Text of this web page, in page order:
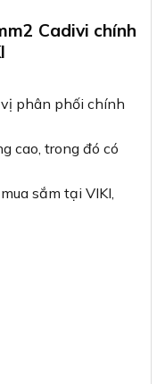
Cadivi chính
phân phối chính
cao, trong đó có
sắm tại VIKI,